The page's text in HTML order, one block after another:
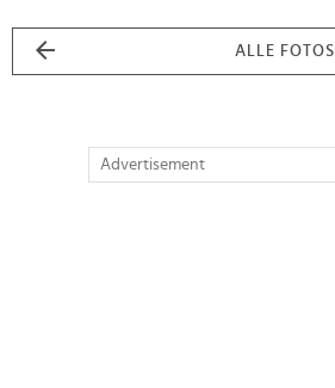
ALLE FOTOS
Advertisement